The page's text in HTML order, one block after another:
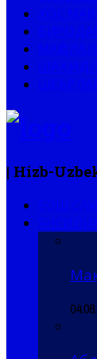
| Hizb-